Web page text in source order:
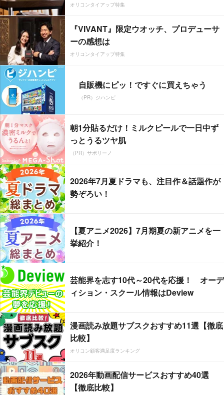
オリコンタイアップ特集
『VIVANT』限定ウオッチ、プロデューサ
ーの感想は
オリコンタイアップ特集
自販機にピッ！ですぐに買えちゃう
（PR）ジハンピ
朝1分貼るだけ！ミルクピールで一日中ず
っとうるツヤ肌
（PR）サボリーノ
2026年7月夏ドラマも、注目作＆話題作が
勢ぞろい！
【夏アニメ2026】7月期夏の新アニメを一
挙紹介！
芸能界を志す10代～20代を応援！ オーデ
ィション・スクール情報はDeview
漫画読み放題サブスクおすすめ11選【徹底
比較】
オリコン顧客満足度ランキング
2026年動画配信サービスおすすめ40選
【徹底比較】